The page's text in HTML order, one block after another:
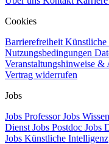
Cookies
Barrierefreiheit Künstliche
Nutzungsbedingungen
Veranstaltungshinweise &
Vertrag widerrufen
Jobs
Jobs ProfessorJobs
Dienst Jobs Postdoc Jobs
Jobs Künstliche Intelligenz